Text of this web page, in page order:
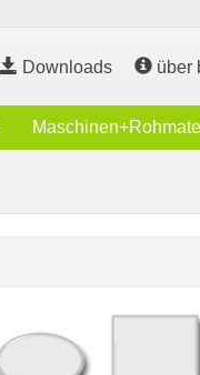
Downloads über